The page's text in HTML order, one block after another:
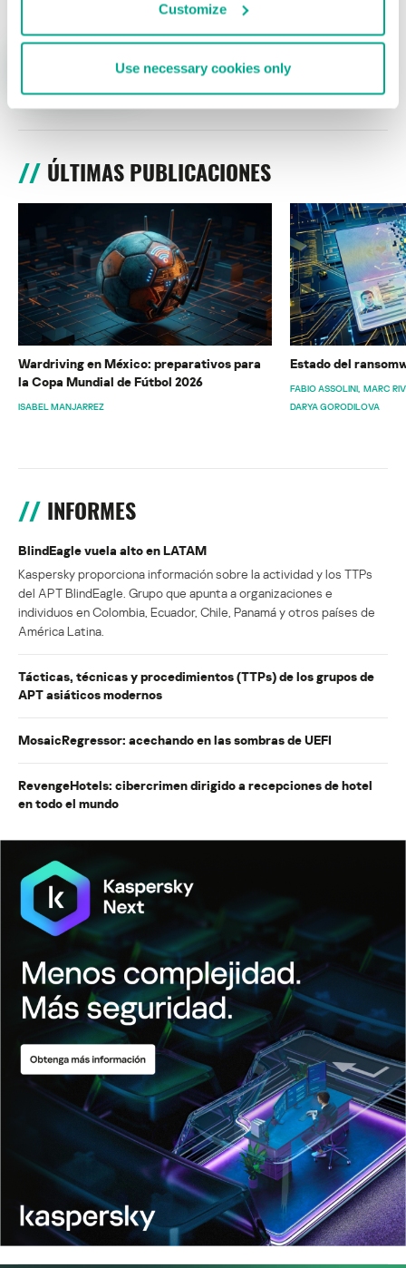
Customize
Use necessary cookies only
ÚLTIMAS PUBLICACIONES
Wardriving en México: preparativos para
la Copa Mundial de Fútbol 2026
ISABEL MANJARREZ
Estado del
FABIO ASSOLINI MARC
DARYA GORODILOVA
INFORMES
BlindEagle vuela alto en LATAM
Kaspersky proporciona información sobre la actividad y los TTPs
del APT BlindEagle. Grupo que apunta a organizaciones e
individuos en Colombia, Ecuador, Chile, Panamá y otros países de
América Latina.
Tácticas, técnicas y procedimientos (TTPs) de los grupos de
APT asiáticos modernos
MosaicRegressor: acechando en las sombras de UEFI
RevengeHotels: cibercrimen dirigido a recepciones de hotel
en todo el mundo